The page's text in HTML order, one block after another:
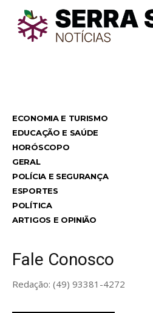
ECONOMIA E TURISMO
EDUCAÇÃO E SAÚDE
HORÓSCOPO
GERAL
POLÍCIA E SEGURANÇA
ESPORTES
POLÍTICA
ARTIGOS E OPINIÃO
Fale Conosco
Redação: (49) 93381-4272